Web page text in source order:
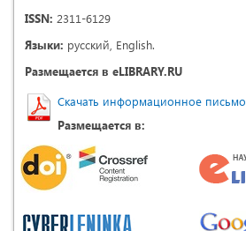
ISSN: 2311-6129
Языки: русский, English.
Размещается в eLIBRARY.RU
Скачать информационное письмо
Размещается в: